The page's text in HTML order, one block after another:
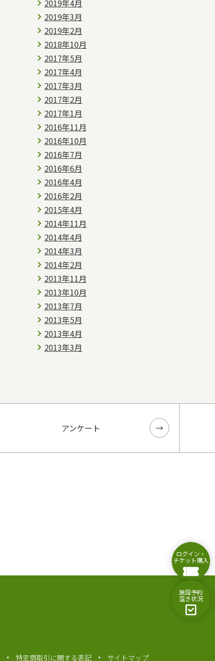
2019年4月
2019年3月
2019年2月
2018年10月
2017年5月
2017年4月
2017年3月
2017年2月
2017年1月
2016年11月
2016年10月
2016年7月
2016年6月
2016年4月
2016年2月
2015年4月
2014年11月
2014年4月
2014年3月
2014年2月
2013年11月
2013年10月
2013年7月
2013年5月
2013年4月
2013年3月
アンケート
ログイン・
チケット購入
施設予約
空き状況
特定商取引に関する表記 サイトマップ